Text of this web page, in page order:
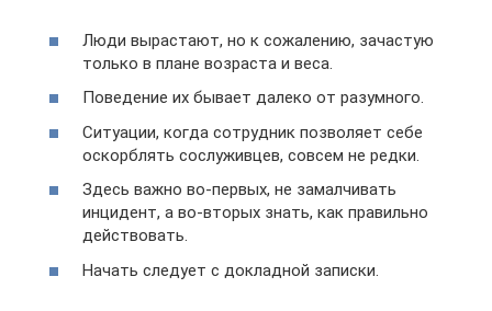
Люди вырастают, но к сожалению, зачастую
только в плане возраста и веса.
Поведение их бывает далеко от разумного.
Ситуации, когда сотрудник позволяет себе
оскорблять сослуживцев, совсем не редки.
Здесь важно во-первых, не замалчивать
инцидент, а во-вторых знать, как правильно
действовать.
Начать следует с докладной записки.